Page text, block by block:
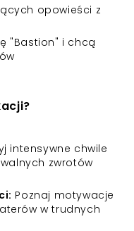
opowieści z
"Bastion" i chcą
intensywne chwile
zwrotów
Poznaj motywacje
w trudnych